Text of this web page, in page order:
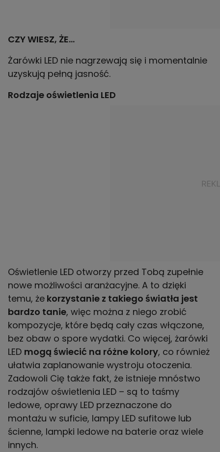
CZY WIESZ, ŻE...
Żarówki LED nie nagrzewają się i momentalnie
uzyskują pełną jasność.
Rodzaje oświetlenia LED
Oświetlenie LED otworzy przed Tobą zupełnie
nowe możliwości aranżacyjne. A to dzięki
temu, że korzystanie z takiego światła jest
bardzo tanie, więc można z niego zrobić
kompozycje, które będą cały czas włączone,
bez obaw o spore wydatki. Co więcej, żarówki
LED mogą świecić na różne kolory, co również
ułatwia zaplanowanie wystroju otoczenia.
Zadowoli Cię także fakt, że istnieje mnóstwo
rodzajów oświetlenia LED – są to taśmy
ledowe, oprawy LED przeznaczone do
montażu w suficie, lampy LED sufitowe lub
ścienne, lampki ledowe na baterie oraz wiele
innych.